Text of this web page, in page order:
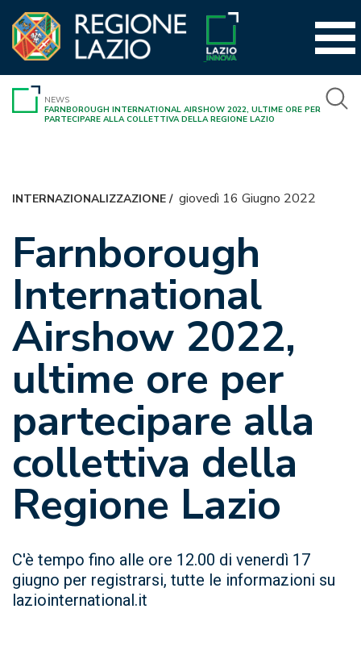
contenuto
NEWS
FARNBOROUGH INTERNATIONAL AIRSHOW 2022, ULTIME ORE PER
PARTECIPARE ALLA COLLETTIVA DELLA REGIONE LAZIO
INTERNAZIONALIZZAZIONE/ giovedì 16 Giugno 2022
Farnborough
International
Airshow 2022,
ultime ore per
partecipare alla
collettiva della
Regione Lazio
C'è tempo fino alle ore 12.00 di venerdì 17
giugno per registrarsi, tutte le informazioni su
laziointernational.it